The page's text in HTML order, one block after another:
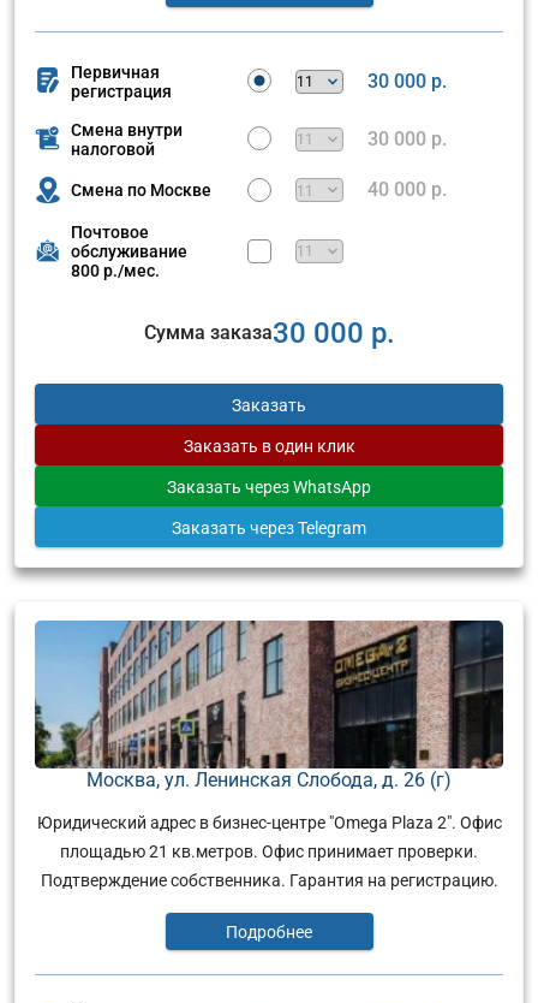
Первичная
регистрация
30 000 р.
Смена внутри
налоговой
30 000 р.
Смена по Москве 40 000 р.
Почтовое
обслуживание
800 р./мес.
Сумма заказа30 000 р.
Заказать
Заказать в один клик
Заказать через WhatsApp
Заказать через Telegram
Москва, ул. Ленинская Слобода, д. 26 (г)
Юридический адрес в бизнес-центре "Omega Plaza 2". Офис
площадью 21 кв.метров. Офис принимает проверки.
Подтверждение собственника. Гарантия на регистрацию.
Подробнее